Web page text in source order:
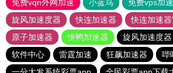
免费vqn外网加速
小蓝鸟
免费vps加
旋风加速度器
快连加速器
快连加速
原子加速器
快鸭加速器 旋风加速度器
软件中心
雷霆加速 狂飙加速器 哔